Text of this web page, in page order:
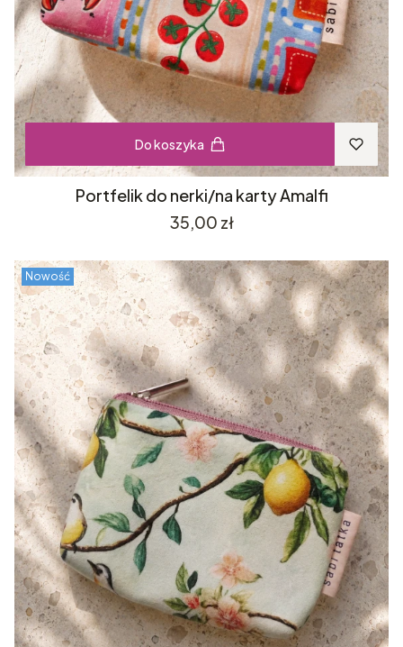
Do koszyka
Portfelik do nerki/na karty Amalfi
Cena
35,00 zł
Nowość